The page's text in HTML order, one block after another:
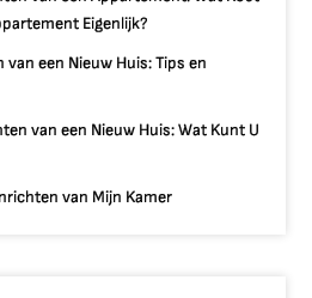
Eigenlijk?
een Nieuw Huis: Tips en
van een Nieuw Huis: Wat Kunt U
van Mijn Kamer